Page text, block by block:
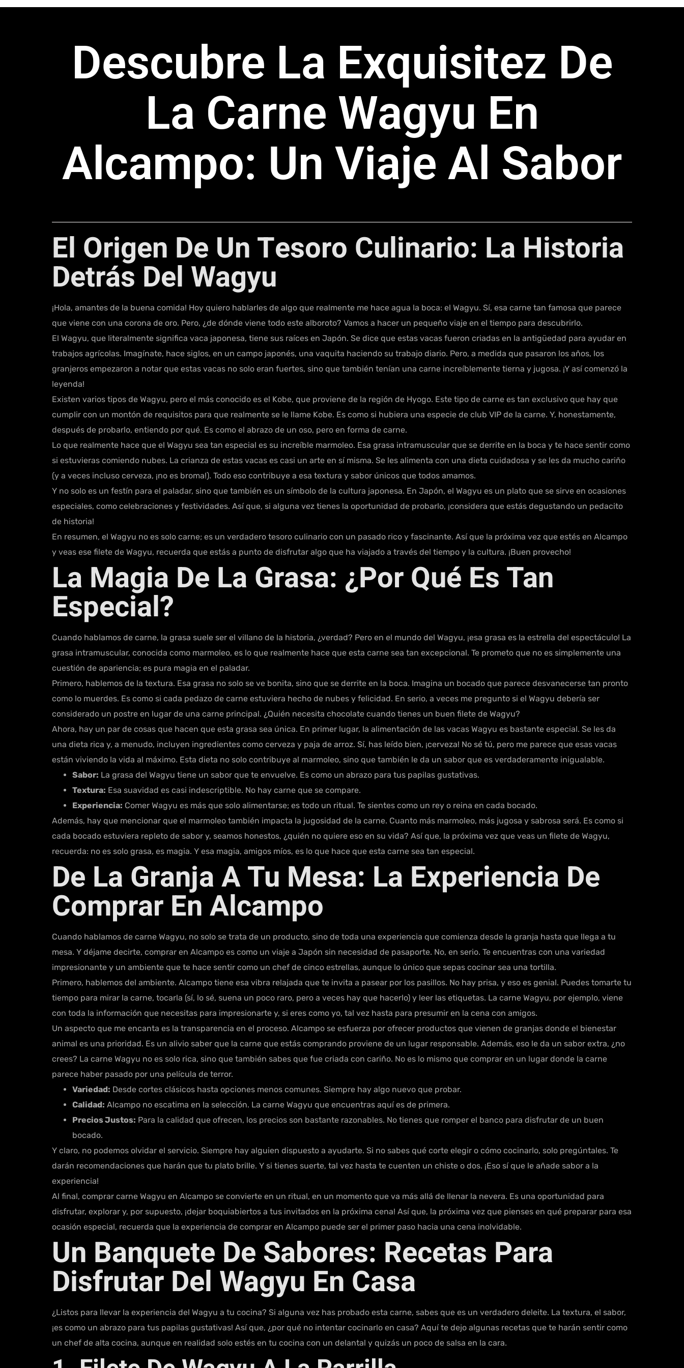
Descubre La Exquisitez De
La Carne Wagyu En
Alcampo: Un Viaje Al Sabor
El Origen De Un Tesoro Culinario: La Historia
Detrás Del Wagyu
¡Hola, amantes de la buena comida! Hoy quiero hablarles de algo que realmente me hace agua la boca: el Wagyu. Sí, esa carne tan famosa que parece
que viene con una corona de oro. Pero, ¿de dónde viene todo este alboroto? Vamos a hacer un pequeño viaje en el tiempo para descubrirlo.
El Wagyu, que literalmente significa vaca japonesa, tiene sus raíces en Japón. Se dice que estas vacas fueron criadas en la antigüedad para ayudar en
trabajos agrícolas. Imagínate, hace siglos, en un campo japonés, una vaquita haciendo su trabajo diario. Pero, a medida que pasaron los años, los
granjeros empezaron a notar que estas vacas no solo eran fuertes, sino que también tenían una carne increíblemente tierna y jugosa. ¡Y así comenzó la
leyenda!
Existen varios tipos de Wagyu, pero el más conocido es el Kobe, que proviene de la región de Hyogo. Este tipo de carne es tan exclusivo que hay que
cumplir con un montón de requisitos para que realmente se le llame Kobe. Es como si hubiera una especie de club VIP de la carne. Y, honestamente,
después de probarlo, entiendo por qué. Es como el abrazo de un oso, pero en forma de carne.
Lo que realmente hace que el Wagyu sea tan especial es su increíble marmoleo. Esa grasa intramuscular que se derrite en la boca y te hace sentir como
si estuvieras comiendo nubes. La crianza de estas vacas es casi un arte en sí misma. Se les alimenta con una dieta cuidadosa y se les da mucho cariño
(y a veces incluso cerveza, ¡no es broma!). Todo eso contribuye a esa textura y sabor únicos que todos amamos.
Y no solo es un festín para el paladar, sino que también es un símbolo de la cultura japonesa. En Japón, el Wagyu es un plato que se sirve en ocasiones
especiales, como celebraciones y festividades. Así que, si alguna vez tienes la oportunidad de probarlo, ¡considera que estás degustando un pedacito
de historia!
En resumen, el Wagyu no es solo carne; es un verdadero tesoro culinario con un pasado rico y fascinante. Así que la próxima vez que estés en Alcampo
y veas ese filete de Wagyu, recuerda que estás a punto de disfrutar algo que ha viajado a través del tiempo y la cultura. ¡Buen provecho!
La Magia De La Grasa: ¿Por Qué Es Tan
Especial?
Cuando hablamos de carne, la grasa suele ser el villano de la historia, ¿verdad? Pero en el mundo del Wagyu, ¡esa grasa es la estrella del espectáculo! La
grasa intramuscular, conocida como marmoleo, es lo que realmente hace que esta carne sea tan excepcional. Te prometo que no es simplemente una
cuestión de apariencia; es pura magia en el paladar.
Primero, hablemos de la textura. Esa grasa no solo se ve bonita, sino que se derrite en la boca. Imagina un bocado que parece desvanecerse tan pronto
como lo muerdes. Es como si cada pedazo de carne estuviera hecho de nubes y felicidad. En serio, a veces me pregunto si el Wagyu debería ser
considerado un postre en lugar de una carne principal. ¿Quién necesita chocolate cuando tienes un buen filete de Wagyu?
Ahora, hay un par de cosas que hacen que esta grasa sea única. En primer lugar, la alimentación de las vacas Wagyu es bastante especial. Se les da
una dieta rica y, a menudo, incluyen ingredientes como cerveza y paja de arroz. Sí, has leído bien, ¡cerveza! No sé tú, pero me parece que esas vacas
están viviendo la vida al máximo. Esta dieta no solo contribuye al marmoleo, sino que también le da un sabor que es verdaderamente inigualable.
Sabor: La grasa del Wagyu tiene un sabor que te envuelve. Es como un abrazo para tus papilas gustativas.
Textura: Esa suavidad es casi indescriptible. No hay carne que se compare.
Experiencia: Comer Wagyu es más que solo alimentarse; es todo un ritual. Te sientes como un rey o reina en cada bocado.
Además, hay que mencionar que el marmoleo también impacta la jugosidad de la carne. Cuanto más marmoleo, más jugosa y sabrosa será. Es como si
cada bocado estuviera repleto de sabor y, seamos honestos, ¿quién no quiere eso en su vida? Así que, la próxima vez que veas un filete de Wagyu,
recuerda: no es solo grasa, es magia. Y esa magia, amigos míos, es lo que hace que esta carne sea tan especial.
De La Granja A Tu Mesa: La Experiencia De
Comprar En Alcampo
Cuando hablamos de carne Wagyu, no solo se trata de un producto, sino de toda una experiencia que comienza desde la granja hasta que llega a tu
mesa. Y déjame decirte, comprar en Alcampo es como un viaje a Japón sin necesidad de pasaporte. No, en serio. Te encuentras con una variedad
impresionante y un ambiente que te hace sentir como un chef de cinco estrellas, aunque lo único que sepas cocinar sea una tortilla.
Primero, hablemos del ambiente. Alcampo tiene esa vibra relajada que te invita a pasear por los pasillos. No hay prisa, y eso es genial. Puedes tomarte tu
tiempo para mirar la carne, tocarla (sí, lo sé, suena un poco raro, pero a veces hay que hacerlo) y leer las etiquetas. La carne Wagyu, por ejemplo, viene
con toda la información que necesitas para impresionarte y, si eres como yo, tal vez hasta para presumir en la cena con amigos.
Un aspecto que me encanta es la transparencia en el proceso. Alcampo se esfuerza por ofrecer productos que vienen de granjas donde el bienestar
animal es una prioridad. Es un alivio saber que la carne que estás comprando proviene de un lugar responsable. Además, eso le da un sabor extra, ¿no
crees? La carne Wagyu no es solo rica, sino que también sabes que fue criada con cariño. No es lo mismo que comprar en un lugar donde la carne
parece haber pasado por una película de terror.
Variedad: Desde cortes clásicos hasta opciones menos comunes. Siempre hay algo nuevo que probar.
Calidad: Alcampo no escatima en la selección. La carne Wagyu que encuentras aquí es de primera.
Precios Justos: Para la calidad que ofrecen, los precios son bastante razonables. No tienes que romper el banco para disfrutar de un buen
bocado.
Y claro, no podemos olvidar el servicio. Siempre hay alguien dispuesto a ayudarte. Si no sabes qué corte elegir o cómo cocinarlo, solo pregúntales. Te
darán recomendaciones que harán que tu plato brille. Y si tienes suerte, tal vez hasta te cuenten un chiste o dos. ¡Eso sí que le añade sabor a la
experiencia!
Al final, comprar carne Wagyu en Alcampo se convierte en un ritual, en un momento que va más allá de llenar la nevera. Es una oportunidad para
disfrutar, explorar y, por supuesto, ¡dejar boquiabiertos a tus invitados en la próxima cena! Así que, la próxima vez que pienses en qué preparar para esa
ocasión especial, recuerda que la experiencia de comprar en Alcampo puede ser el primer paso hacia una cena inolvidable.
Un Banquete De Sabores: Recetas Para
Disfrutar Del Wagyu En Casa
¿Listos para llevar la experiencia del Wagyu a tu cocina? Si alguna vez has probado esta carne, sabes que es un verdadero deleite. La textura, el sabor,
¡es como un abrazo para tus papilas gustativas! Así que, ¿por qué no intentar cocinarlo en casa? Aquí te dejo algunas recetas que te harán sentir como
un chef de alta cocina, aunque en realidad solo estés en tu cocina con un delantal y quizás un poco de salsa en la cara.